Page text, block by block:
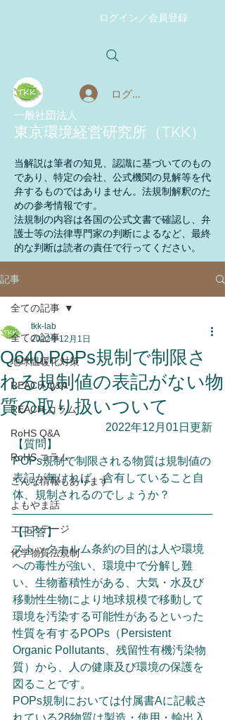
ログイン／会員登録
ログイン
​一般社団法人
東京環境経営研究所（TKK）
当解説は筆者の知見、認識に基づいてのもの
であり、特定の会社、公式機関の見解等を代
弁するものではありません。法規制解釈のた
めの参考情報です。
法規制の内容は各国の公式文書で確認し、弁
護士等の法律専門家の判断によるなど、最終
的な判断は読者の責任で行ってください。
記事
全ての記事
地球温暖化対策
REACH Q&A
REACH コラム
RoHS Q&A
RoHS コラム
こんな情報もあります
よもやま話
エコステージ
化学物質法規制
全ての記事
Q640.POPs規制で制限さ
れる規制値の表記がない物
質の取り扱いついて
tkk-lab
2022年12月1日
2022年12月01日更新
【質問】
POPs規制で制限される物質は規制値の
表記が無ければ、含有していること自
体、規制されるのでしょうか？
【回答】
ストックホルム条約の目的は人や環境
への毒性が強い、環境中で分解し難
い、生物蓄積性がある、大気・水及び
移動性生物により地球規模で移動して
環境を汚染する可能性があるといった
性質を有するPOPs（Persistent
Organic Pollutants、残留性有機汚染物
質）から、人の健康及び環境の保護を
図ることです。
POPs規制においては付属書Aに記載さ
れている28物質は製造・使用・輸出入